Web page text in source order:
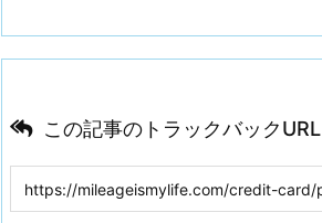
この記事のトラックバックURL